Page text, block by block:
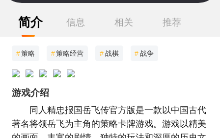
简介 信息 相关 推荐
#策略 #策略经营 #战棋 #战争
游戏介绍
同人精忠报国岳飞传官方版是一款以中国古代
著名将领岳飞为主角的策略卡牌游戏。游戏以精美